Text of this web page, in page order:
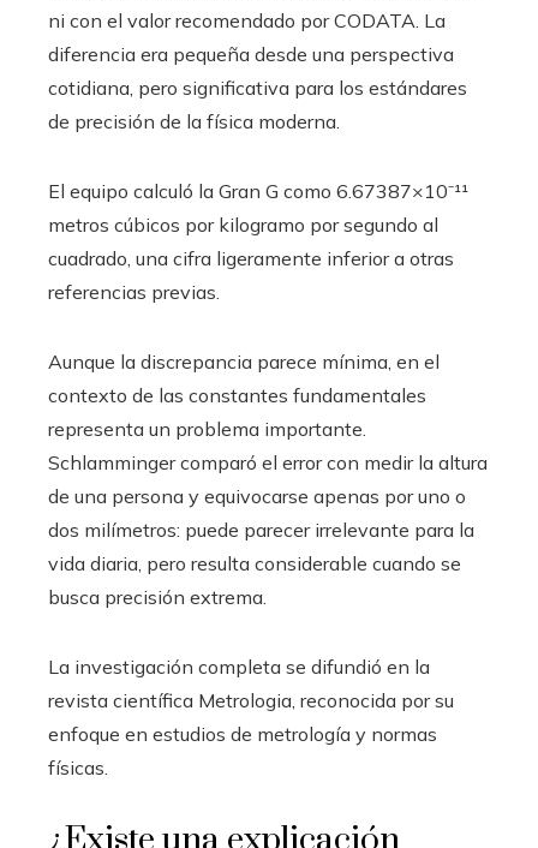
ni con el valor recomendado por CODATA. La
diferencia era pequeña desde una perspectiva
cotidiana, pero significativa para los estándares
de precisión de la física moderna.
El equipo calculó la Gran G como 6.67387×10⁻¹¹
metros cúbicos por kilogramo por segundo al
cuadrado, una cifra ligeramente inferior a otras
referencias previas.
Aunque la discrepancia parece mínima, en el
contexto de las constantes fundamentales
representa un problema importante.
Schlamminger comparó el error con medir la altura
de una persona y equivocarse apenas por uno o
dos milímetros: puede parecer irrelevante para la
vida diaria, pero resulta considerable cuando se
busca precisión extrema.
La investigación completa se difundió en la
revista científica Metrologia, reconocida por su
enfoque en estudios de metrología y normas
físicas.